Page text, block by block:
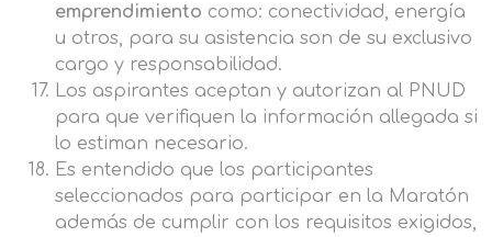
emprendimiento como: conectividad, energía
u otros, para su asistencia son de su exclusivo
cargo y responsabilidad.
Los aspirantes aceptan y autorizan al PNUD
para que verifiquen la información allegada si
lo estiman necesario.
Es entendido que los participantes
seleccionados para participar en la Maratón
además de cumplir con los requisitos exigidos,